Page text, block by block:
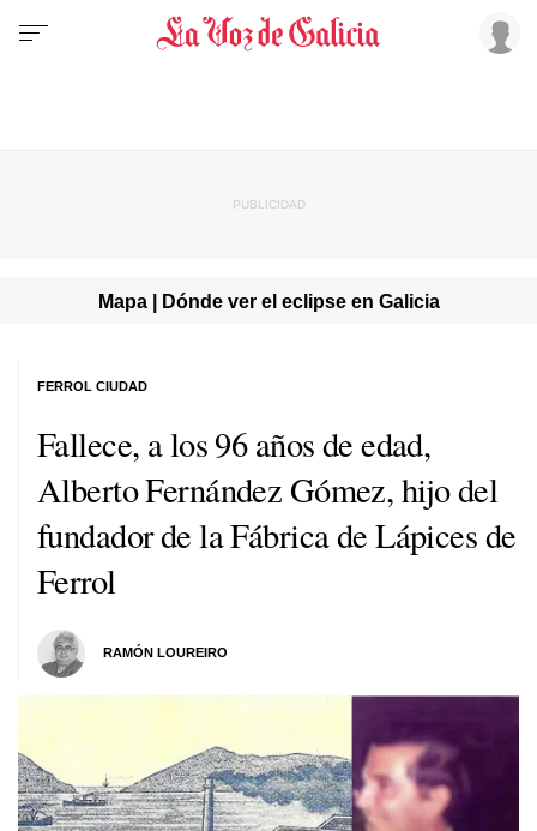
Mapa | Dónde ver el eclipse en Galicia
Fallece, a los 96 años de edad,
Alberto Fernández Gómez, hijo del
fundador de la Fábrica de Lápices de
Ferrol
RAMÓN LOUREIRO
FERROL CIUDAD